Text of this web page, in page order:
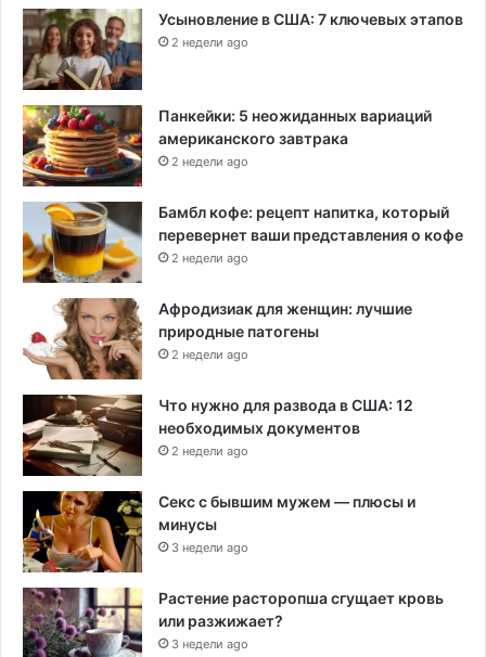
Усыновление в США: 7 ключевых этапов
2 недели ago
Панкейки: 5 неожиданных вариаций
американского завтрака
2 недели ago
Бамбл кофе: рецепт напитка, который
перевернет ваши представления о кофе
2 недели ago
Афродизиак для женщин: лучшие
природные патогены
2 недели ago
Что нужно для развода в США: 12
необходимых документов
2 недели ago
Секс с бывшим мужем — плюсы и
минусы
3 недели ago
Растение расторопша сгущает кровь
или разжижает?
3 недели ago